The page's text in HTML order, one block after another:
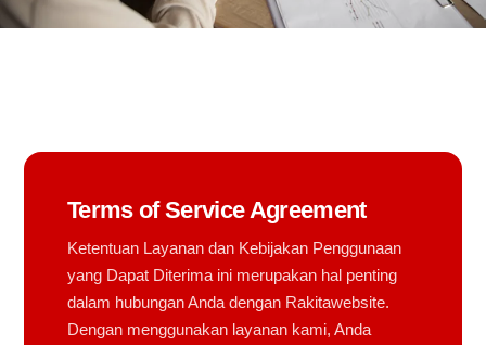
Terms of Service Agreement
Ketentuan Layanan dan Kebijakan Penggunaan
yang Dapat Diterima ini merupakan hal penting
dalam hubungan Anda dengan Rakitawebsite.
Dengan menggunakan layanan kami, Anda